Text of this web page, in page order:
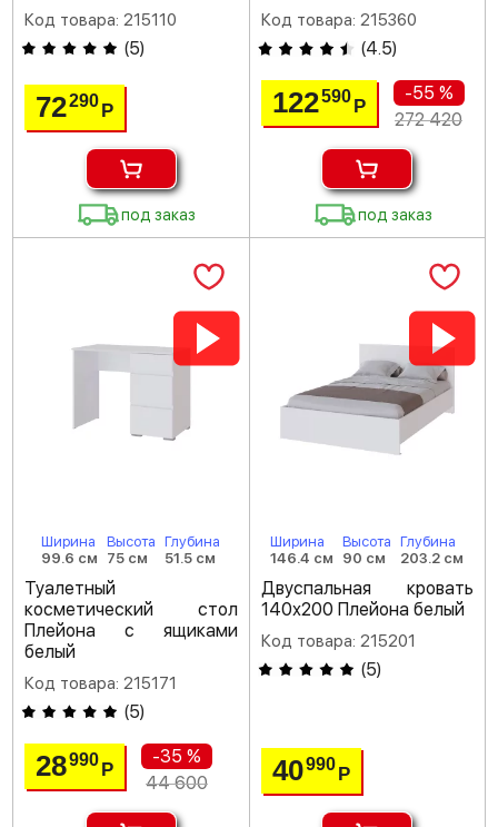
Код товара: 215110
(5)
72290Р
под заказ
Код товара: 215360
(4.5)
122590 Р
-55 %
272 420
под заказ
Ширина
99.6 см
Высота
75 см
Глубина
51.5 см
Туалетный
косметический стол
Плейона с ящиками
белый
Код товара: 215171
(5)
28990Р
-35 %
44 600
Ширина
146.4 см
Высота
90 см
Глубина
203.2 см
Двуспальная кровать
140х200 Плейона белый
Код товара: 215201
(5)
40990 Р